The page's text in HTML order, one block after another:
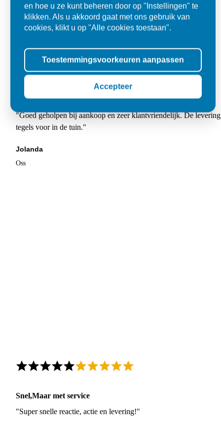
Super
"Goed geholpen bij aankoop en zeer klantvriendelijk. De
tegels voor in de tuin."
Jolanda
Oss
Snel,Maar met service
"Super snelle reactie, actie en levering!"
en hoe u ze kunt beheren door op "Instellingen" te
klikken. Als u akkoord gaat met ons gebruik van
cookies, klikt u op "Alle cookies toestaan".
Toestemmingsvoorkeuren aanpassen
Accepteer